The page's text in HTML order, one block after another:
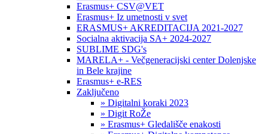
Erasmus+ CSV@VET
Erasmus+ Iz umetnosti v svet
ERASMUS+ AKREDITACIJA 2021-2027
Socialna aktivacija SA+ 2024-2027
SUBLIME SDG's
MARELA+ - Večgeneracijski center Dolenjske
in Bele krajine
Erasmus+ e-RES
Zaključeno
» Digitalni koraki 2023
» Digit RoŽe
» Erasmus+ Gledališče enakosti